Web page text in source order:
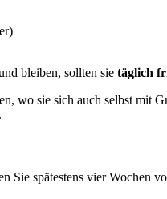
bleiben, sollten sie täglich
wo sie sich auch selbst mit
Sie spätestens vier Wochen